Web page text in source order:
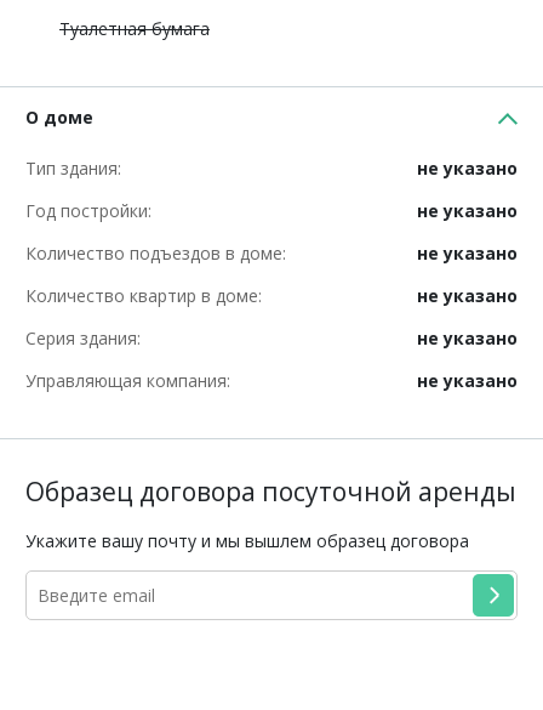
Туалетная бумага
О доме
Тип здания:
не указано
Год постройки:
не указано
Количество подъездов в доме:
не указано
Количество квартир в доме:
не указано
Серия здания:
не указано
Управляющая компания:
не указано
Образец договора посуточной аренды
Укажите вашу почту и мы вышлем образец договора